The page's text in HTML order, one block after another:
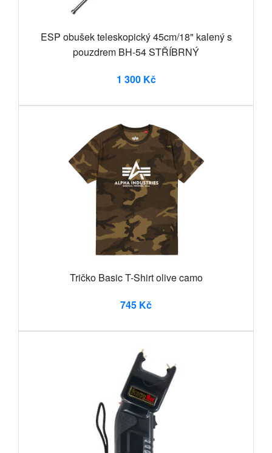
ESP obušek teleskopický 45cm/18" kalený s
pouzdrem BH-54 STŘÍBRNÝ
1 300 Kč
Tričko Basic T-Shirt olive camo
745 Kč